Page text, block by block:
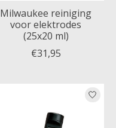
Milwaukee reiniging
voor elektrodes
(25x20 ml)
€31,95